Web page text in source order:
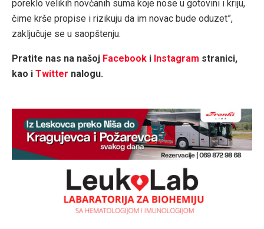
poreklo velikih novčanih suma koje nose u gotovini i kriju,
čime krše propise i rizikuju da im novac bude oduzet”,
zaključuje se u saopštenju.
Pratite nas na našoj Facebook i Instagram stranici,
kao i Twitter nalogu.